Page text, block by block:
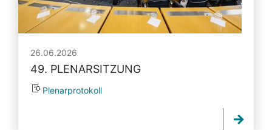
26.06.2026
49. PLENARSITZUNG
Plenarprotokoll